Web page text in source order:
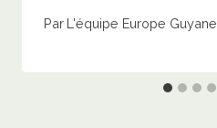
Par L'équipe Europe Guyane